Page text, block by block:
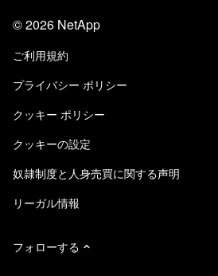
知識の習得
Trust Center
責任と持続可能性
品質に関する認定
NetApp Instaclustr
ブログ
カスタマー エクスペリエンス
ユーザ事例
当サイトに関するフィードバック
アクセシビリティ
Eメールの登録
©2026 NetApp
ご利用規約
プライバシー ポリシー
クッキー ポリシー
クッキーの設定
奴隷制度と人身売買に関する声明
リーガル情報
フォローする